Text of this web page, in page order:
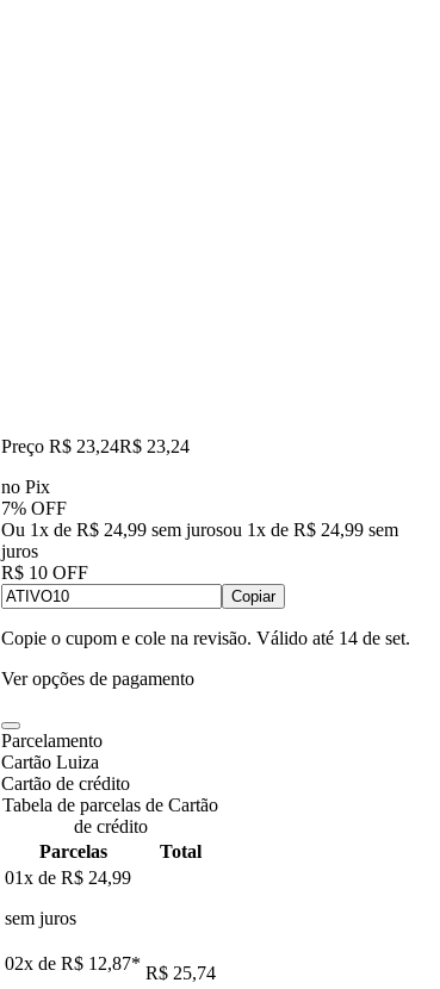
Preço R$ 23,24R$ 23,24
no Pix
7% OFF
Ou 1x de R$ 24,99 sem jurosou 1x de R$ 24,99 sem
juros
R$ 10 OFF
Copiar
Copie o cupom e cole na revisão. Válido até 14 de set.
Ver opções de pagamento
Parcelamento
Cartão Luiza
Cartão de crédito
Tabela de parcelas de Cartão
de crédito
Parcelas
Total
01x de R$ 24,99
sem juros
02x de R$ 12,87* R$ 25,74